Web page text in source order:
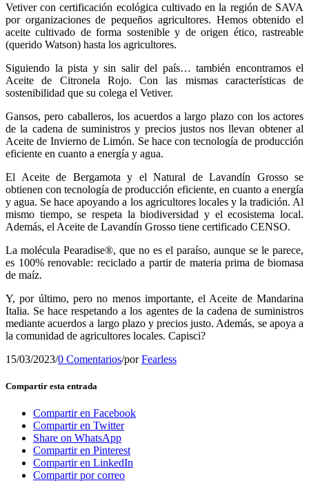
Vetiver con certificación ecológica cultivado en la región de SAVA
por organizaciones de pequeños agricultores. Hemos obtenido el
aceite cultivado de forma sostenible y de origen ético, rastreable
(querido Watson) hasta los agricultores.
Siguiendo la pista y sin salir del país… también encontramos el
Aceite de Citronela Rojo. Con las mismas características de
sostenibilidad que su colega el Vetiver.
Gansos, pero caballeros, los acuerdos a largo plazo con los actores
de la cadena de suministros y precios justos nos llevan obtener al
Aceite de Invierno de Limón. Se hace con tecnología de producción
eficiente en cuanto a energía y agua.
El Aceite de Bergamota y el Natural de Lavandín Grosso se
obtienen con tecnología de producción eficiente, en cuanto a energía
y agua. Se hace apoyando a los agricultores locales y la tradición. Al
mismo tiempo, se respeta la biodiversidad y el ecosistema local.
Además, el Aceite de Lavandín Grosso tiene certificado CENSO.
La molécula Pearadise®, que no es el paraíso, aunque se le parece,
es 100% renovable: reciclado a partir de materia prima de biomasa
de maíz.
Y, por último, pero no menos importante, el Aceite de Mandarina
Italia. Se hace respetando a los agentes de la cadena de suministros
mediante acuerdos a largo plazo y precios justo. Además, se apoya a
la comunidad de agricultores locales. Capisci?
15/03/2023/0 Comentarios/porFearless
Compartir esta entrada
Compartir en Facebook
Compartir en Twitter
Share on WhatsApp
Compartir en Pinterest
Compartir en LinkedIn
Compartir por correo